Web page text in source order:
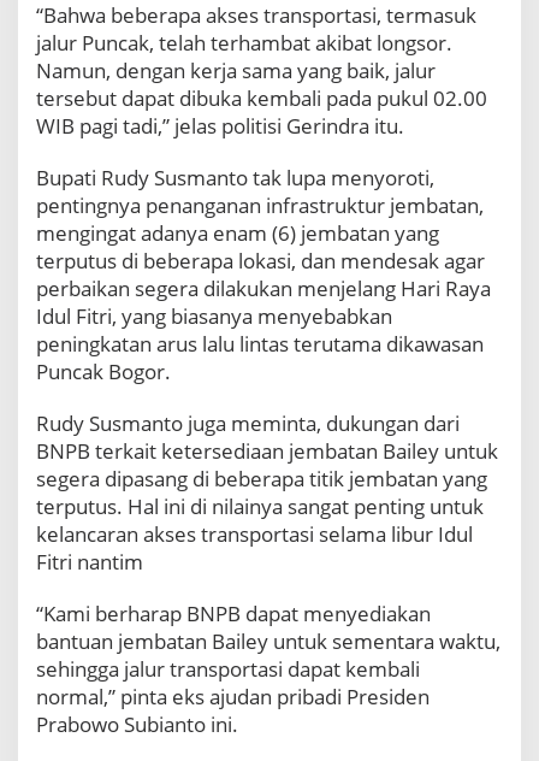
B
N
P
B
R
“Bahwa beberapa akses transportasi, termasuk
jalur Puncak, telah terhambat akibat longsor.
Namun, dengan kerja sama yang baik, jalur
tersebut dapat dibuka kembali pada pukul 02.00
WIB pagi tadi,” jelas politisi Gerindra itu.
Bupati Rudy Susmanto tak lupa menyoroti,
pentingnya penanganan infrastruktur jembatan,
mengingat adanya enam (6) jembatan yang
terputus di beberapa lokasi, dan mendesak agar
perbaikan segera dilakukan menjelang Hari Raya
Idul Fitri, yang biasanya menyebabkan
peningkatan arus lalu lintas terutama dikawasan
Puncak Bogor.
Rudy Susmanto juga meminta, dukungan dari
BNPB terkait ketersediaan jembatan Bailey untuk
segera dipasang di beberapa titik jembatan yang
terputus. Hal ini di nilainya sangat penting untuk
kelancaran akses transportasi selama libur Idul
Fitri nantim
“Kami berharap BNPB dapat menyediakan
bantuan jembatan Bailey untuk sementara waktu,
sehingga jalur transportasi dapat kembali
normal,” pinta eks ajudan pribadi Presiden
Prabowo Subianto ini.